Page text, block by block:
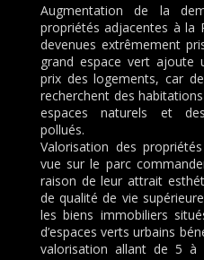
Augmentation de la
propriétés adjacentes à la
devenues extrêmement
grand espace vert ajoute
prix des logements, car
recherchent des
espaces naturels et
pollués.
Valorisation des
vue sur le parc
raison de leur attrait
de qualité de vie
les biens immobiliers
d’espaces verts urbains
valorisation allant de 5 à